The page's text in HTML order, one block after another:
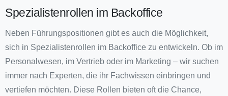
Spezialistenrollen im Backoffice
Neben Führungspositionen gibt es auch die Möglichkeit,
sich in Spezialistenrollen im Backoffice zu entwickeln. Ob im
Personalwesen, im Vertrieb oder im Marketing – wir suchen
immer nach Experten, die ihr Fachwissen einbringen und
vertiefen möchten. Diese Rollen bieten oft die Chance,